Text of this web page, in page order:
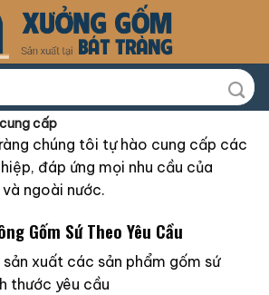
cấp
chúng tôi tự hào cung cấp các
đáp ứng mọi nhu cầu của
ngoài nước.
Gốm Sứ Theo Yêu Cầu
xuất các sản phẩm gốm sứ
thước yêu cầu